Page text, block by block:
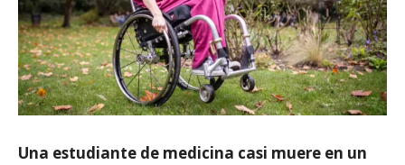
Una estudiante de medicina casi muere en un